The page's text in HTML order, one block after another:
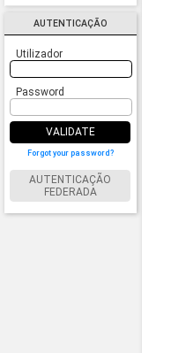
AUTENTICAÇÃO
Utilizador
Password
VALIDATE
Forgot your password?
AUTENTICAÇÃO
FEDERADA